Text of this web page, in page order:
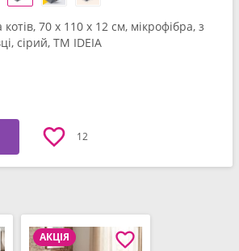
70 x 110 x 12 см, мікрофібра, з
сірий, ТМ IDEIA
12
АКЦІЯ